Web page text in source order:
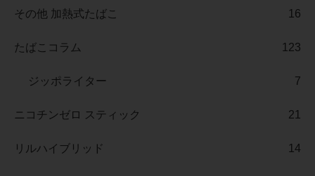
その他 加熱式たばこ 16
たばこコラム 123
ジッポライター 7
ニコチンゼロ スティック 21
リルハイブリッド 14